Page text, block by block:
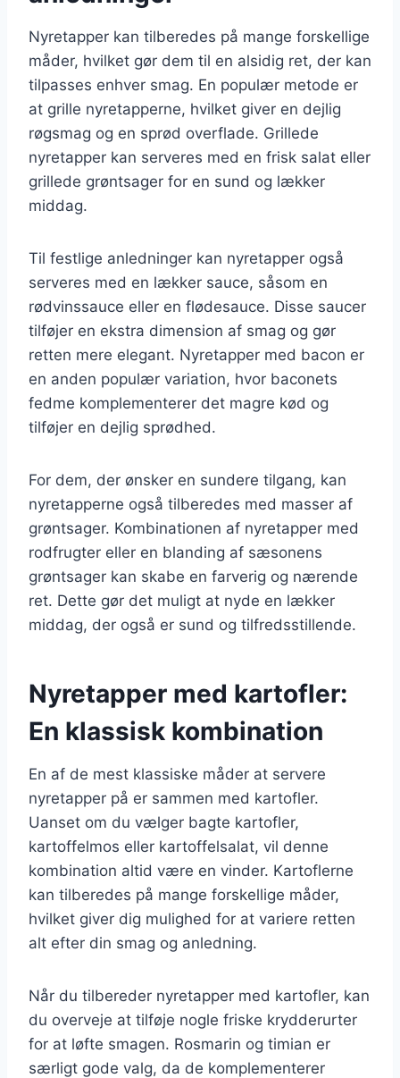
Nyretapper kan tilberedes på mange forskellige
måder, hvilket gør dem til en alsidig ret, der kan
tilpasses enhver smag. En populær metode er
at grille nyretapperne, hvilket giver en dejlig
røgsmag og en sprød overflade. Grillede
nyretapper kan serveres med en frisk salat eller
grillede grøntsager for en sund og lækker
middag.
Til festlige anledninger kan nyretapper også
serveres med en lækker sauce, såsom en
rødvinssauce eller en flødesauce. Disse saucer
tilføjer en ekstra dimension af smag og gør
retten mere elegant. Nyretapper med bacon er
en anden populær variation, hvor baconets
fedme komplementerer det magre kød og
tilføjer en dejlig sprødhed.
For dem, der ønsker en sundere tilgang, kan
nyretapperne også tilberedes med masser af
grøntsager. Kombinationen af nyretapper med
rodfrugter eller en blanding af sæsonens
grøntsager kan skabe en farverig og nærende
ret. Dette gør det muligt at nyde en lækker
middag, der også er sund og tilfredsstillende.
Nyretapper med kartofler:
En klassisk kombination
En af de mest klassiske måder at servere
nyretapper på er sammen med kartofler.
Uanset om du vælger bagte kartofler,
kartoffelmos eller kartoffelsalat, vil denne
kombination altid være en vinder. Kartoflerne
kan tilberedes på mange forskellige måder,
hvilket giver dig mulighed for at variere retten
alt efter din smag og anledning.
Når du tilbereder nyretapper med kartofler, kan
du overveje at tilføje nogle friske krydderurter
for at løfte smagen. Rosmarin og timian er
særligt gode valg, da de komplementerer